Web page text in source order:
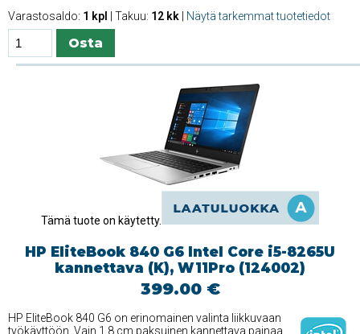
Varastosaldo: 1 kpl | Takuu: 12 kk Näytä tarkemmat tuotetiedot
Tämä tuote on käytetty.
HP EliteBook 840 G6 Intel Core i5-8265U
kannettava (K), W11Pro (124002)
399.00 €
HP EliteBook 840 G6 on erinomainen valinta liikkuvaan
työkäyttöön. Vain 1,8 cm paksuinen kannettava painaa